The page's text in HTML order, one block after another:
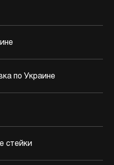
по Украине
стейки